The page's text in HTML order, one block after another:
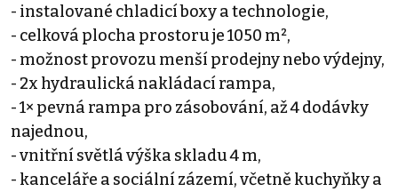
- instalované chladicí boxy a technologie,
- celková plocha prostoru je 1050 m²,
- možnost provozu menší prodejny nebo výdejny,
- 2x hydraulická nakládací rampa,
- 1× pevná rampa pro zásobování, až 4 dodávky
najednou,
- vnitřní světlá výška skladu 4 m,
- kanceláře a sociální zázemí, včetně kuchyňky a